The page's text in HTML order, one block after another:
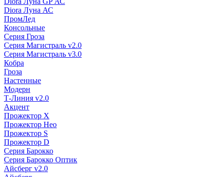
Diora Луна АС
ПромЛед
Консольные
Серия Гроза
Серия Магистраль v2.0
Серия Магистраль v3.0
Кобра
Гроза
Настенные
Модерн
Т-Линия v2.0
Акцент
Прожектор X
Прожектор Нео
Прожектор S
Прожектор D
Серия Барокко
Серия Барокко Оптик
Айсберг v2.0